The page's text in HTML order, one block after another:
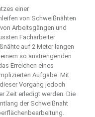
einer
von Schweißnähten
Arbeitsgängen und
Facharbeiter
auf 2 Meter langen
so anstrengenden
Erreichen eines
Aufgabe. Mit
Vorgang jedoch
Zeit erledigt werden. Die
der Schweißnaht